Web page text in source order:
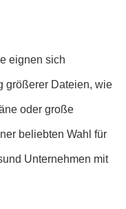
eignen sich
größerer Dateien, wie
oder große
beliebten Wahl für
Unternehmen mit